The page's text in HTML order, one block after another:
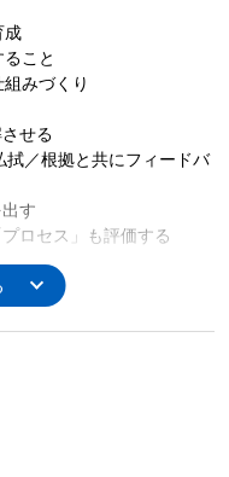
成
こと
みづくり
させる
／根拠と共にフィードバ
出す
ロセス」も評価する
は？
オープン，「評価結果」
完成させる
業種，職種は問わない
制度導入費用に比べて